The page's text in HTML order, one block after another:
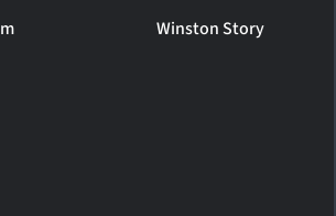
Winston Story